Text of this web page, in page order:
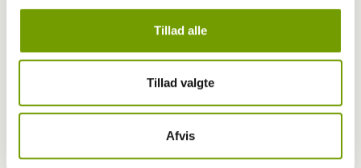
Tillad alle
Tillad valgte
Afvis
Første bichon havanais med BH-titel